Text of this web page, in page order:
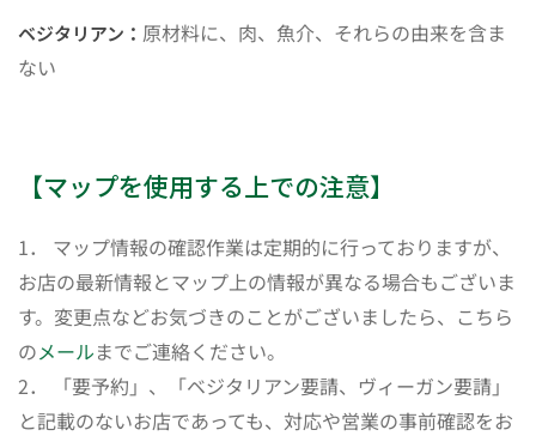
ベジタリアン： 原材料に、肉、魚介、それらの由来を含ま
ない
【マップを使用する上での注意】
1． マップ情報の確認作業は定期的に行っておりますが、
お店の最新情報とマップ上の情報が異なる場合もございま
す。変更点などお気づきのことがございましたら、こちら
のメールまでご連絡ください。
2． 「要予約」、「ベジタリアン要請、ヴィーガン要請」
と記載のないお店であっても、対応や営業の事前確認をお